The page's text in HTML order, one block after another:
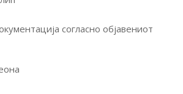
согласно објавениот